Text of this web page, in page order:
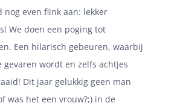
nog even flink aan: lekker
We doen een poging tot
Een hilarisch gebeuren, waarbij
gevaren wordt en zelfs achtjes
Dit jaar gelukkig geen man
was het een vrouw?;) in de